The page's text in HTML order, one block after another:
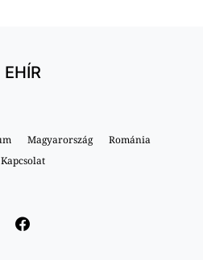
EHÍR
Magyarország
Románia
Kapcsolat